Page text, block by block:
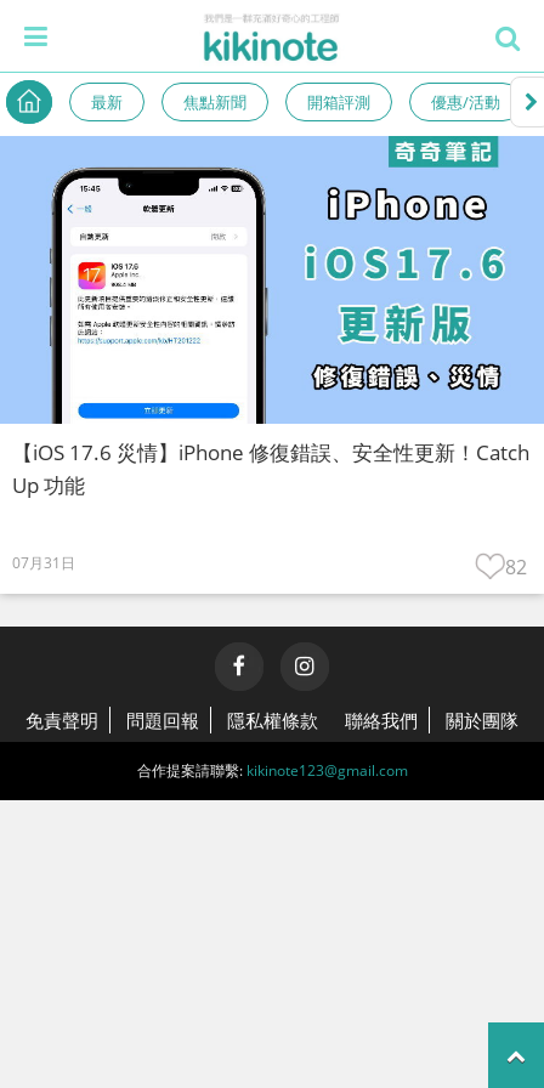
最新 焦點新聞 開箱評測 優惠/活動
【iOS 17.6 災情】iPhone 修復錯誤、安全性更新！Catch
Up 功能
07月31日 82
免責聲明 問題回報 隱私權條款 聯絡我們 關於團隊
合作提案請聯繫: kikinote123@gmail.com